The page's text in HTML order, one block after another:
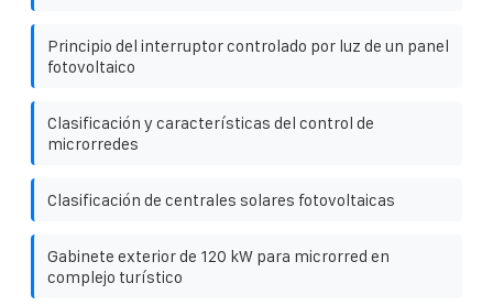
Principio del interruptor controlado por luz de un panel
fotovoltaico
Clasificación y características del control de
microrredes
Clasificación de centrales solares fotovoltaicas
Gabinete exterior de 120 kW para microrred en
complejo turístico